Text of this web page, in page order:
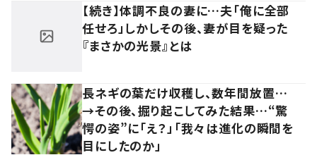
【続き】体調不良の妻に…夫「俺に全部
任せろ」しかしその後、妻が目を疑った
『まさかの光景』とは
長ネギの葉だけ収穫し、数年間放置…
→その後、掘り起こしてみた結果…“驚
愕の姿”に「え？」「我々は進化の瞬間を
目にしたのか」